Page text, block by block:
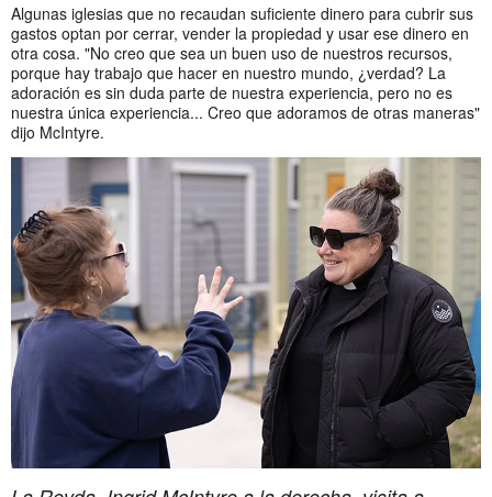
Algunas iglesias que no recaudan suficiente dinero para cubrir sus
gastos optan por cerrar, vender la propiedad y usar ese dinero en
otra cosa. "No creo que sea un buen uso de nuestros recursos,
porque hay trabajo que hacer en nuestro mundo, ¿verdad? La
adoración es sin duda parte de nuestra experiencia, pero no es
nuestra única experiencia... Creo que adoramos de otras maneras"
dijo McIntyre.